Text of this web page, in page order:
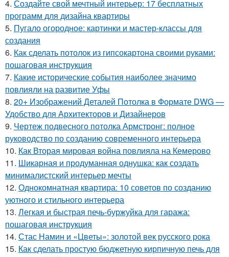
4. Создайте свой мечтный интерьер: 17 бесплатных
программ для дизайна квартиры
5. Пугало огородное: картинки и мастер-классы для
создания
6. Как сделать потолок из гипсокартона своими руками:
пошаговая инструкция
7. Какие исторические события наиболее значимо
повлияли на развитие Уфы
8. 20+ Изображений Деталей Потолка в Формате DWG —
Удобство для Архитекторов и Дизайнеров
9. Чертеж подвесного потолка Армстронг: полное
руководство по созданию современного интерьера
10. Как Вторая мировая война повлияла на Кемерово
11. Шикарная и продуманная однушка: как создать
минималистский интерьер мечты
12. Однокомнатная квартира: 10 советов по созданию
уютного и стильного интерьера
13. Легкая и быстрая печь-буржуйка для гаража:
пошаговая инструкция
14. Стас Намин и «Цветы»: золотой век русского рока
15. Как сделать простую бюджетную кирпичную печь для